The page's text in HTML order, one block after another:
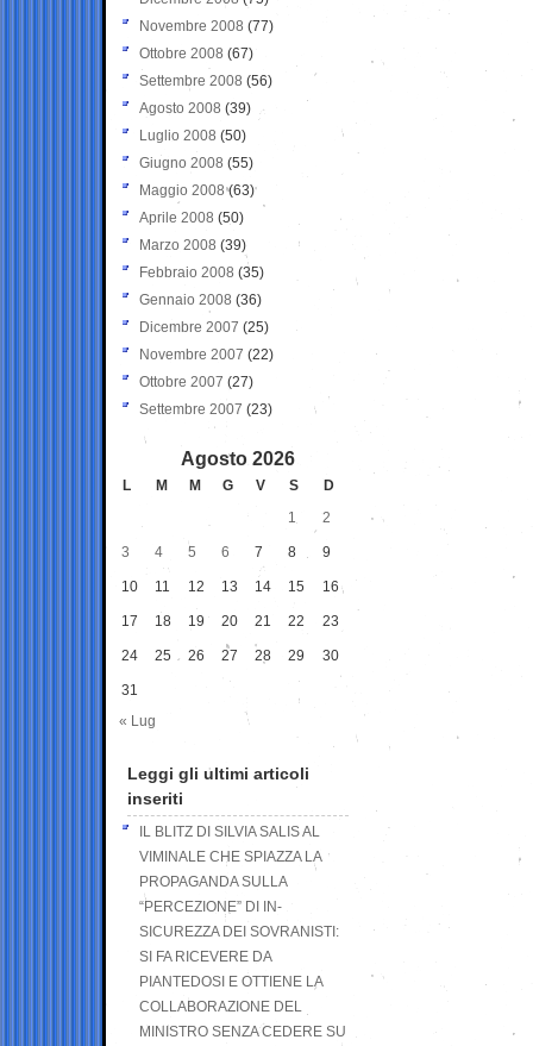
Novembre 2008 (77)
Ottobre 2008 (67)
Settembre 2008 (56)
Agosto 2008 (39)
Luglio 2008 (50)
Giugno 2008 (55)
Maggio 2008(63)
Aprile 2008 (50)
Marzo 2008 (39)
Febbraio 2008 (35)
Gennaio 2008 (36)
Dicembre 2007 (25)
Novembre 2007 (22)
Ottobre 2007 (27)
Settembre 2007 (23)
Agosto 2026
L M M G V S
D
1
2
3 4 5 6 7 8 9
10 11 12 13 14 15 16
17 18 19 20 21 22 23
24 25 26 27 28 29 30
31
« Lug
Leggi gli ultimi articoli
inseriti
IL BLITZ DI SILVIA SALIS AL
VIMINALE CHE SPIAZZA LA
PROPAGANDA SULLA
“PERCEZIONE” DI IN-
SICUREZZA DEI SOVRANISTI:
SI FA RICEVERE DA
PIANTEDOSI E OTTIENE LA
COLLABORAZIONE DEL
MINISTRO SENZA CEDERE SU